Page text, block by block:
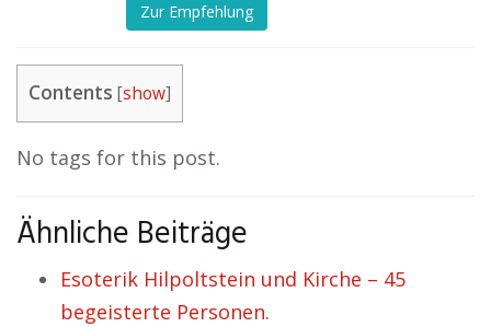
Zur Empfehlung
Contents [show]
No tags for this post.
Ähnliche Beiträge
Esoterik Hilpoltstein und Kirche – 45
begeisterte Personen.